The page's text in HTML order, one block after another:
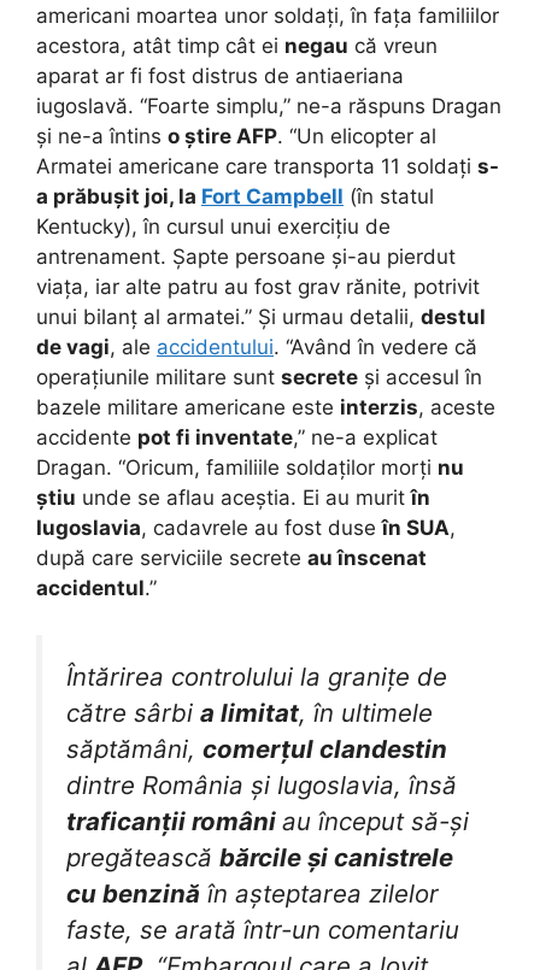
americani moartea unor soldați, în fața familiilor
acestora, atât timp cât ei negau că vreun
aparat ar fi fost distrus de antiaeriana
iugoslavă. “Foarte simplu,” ne-a răspuns Dragan
și ne-a întins o știre AFP. “Un elicopter al
Armatei americane care transporta 11 soldați s-
a prăbușit joi, la Fort Campbell (în statul
Kentucky), în cursul unui exercițiu de
antrenament. Șapte persoane și-au pierdut
viața, iar alte patru au fost grav rănite, potrivit
unui bilanț al armatei.” Și urmau detalii, destul
de vagi, ale accidentului. “Având în vedere că
operațiunile militare sunt secrete și accesul în
bazele militare americane este interzis, aceste
accidente pot fi inventate,” ne-a explicat
Dragan. “Oricum, familiile soldaților morți nu
știu unde se aflau aceștia. Ei au muritîn
Iugoslavia, cadavrele au fost duseîn SUA,
după care serviciile secrete au înscenat
accidentul.”
Întărirea controlului la granițe de
către sârbi a limitat, în ultimele
săptămâni, comerțul clandestin
dintre România și Iugoslavia, însă
traficanții români au început să-și
pregătească bărcile și canistrele
cu benzină în așteptarea zilelor
faste, se arată într-un comentariu